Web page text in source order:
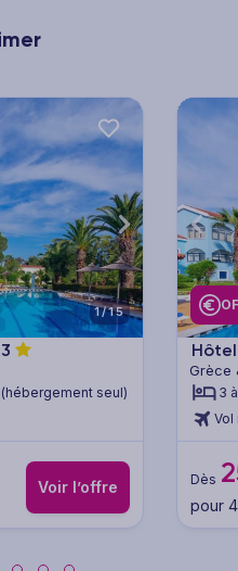
Next
1/15
3
seul)
Voir l’offre
Grèce
3
Vol
Dès
pour